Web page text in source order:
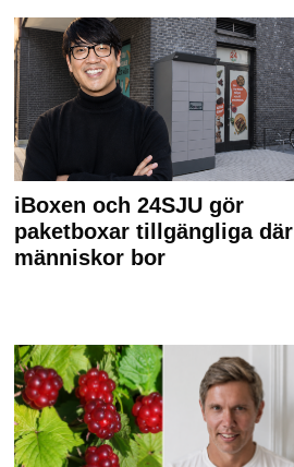
iBoxen och 24SJU gör
paketboxar tillgängliga där
människor bor